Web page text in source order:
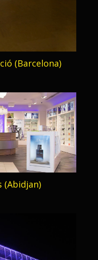
(Barcelona)
(Abidjan)